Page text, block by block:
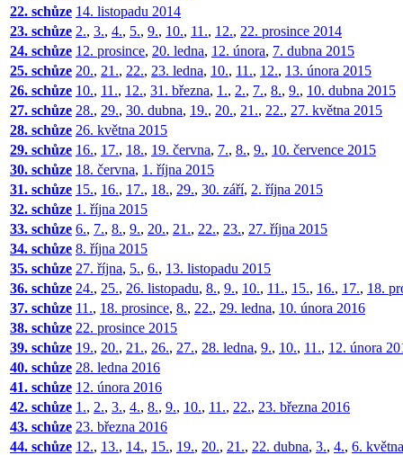
22. schůze 14. listopadu 2014
23. schůze 2., 3., 4., 5., 9., 10., 11., 12., 22. prosince 2014
24. schůze 12. prosince, 20. ledna, 12. února, 7. dubna 2015
25. schůze 20., 21., 22., 23. ledna, 10., 11., 12., 13. února 2015
26. schůze 10., 11., 12., 31. března, 1., 2., 7., 8., 9., 10. dubna 2015
27. schůze 28., 29., 30. dubna, 19., 20., 21., 22., 27. května 2015
28. schůze 26. května 2015
29. schůze 16., 17., 18., 19. června, 7., 8., 9., 10. července 2015
30. schůze 18. června, 1. října 2015
31. schůze 15., 16., 17., 18., 29., 30. září, 2. října 2015
32. schůze 1. října 2015
33. schůze 6., 7., 8., 9., 20., 21., 22., 23., 27. října 2015
34. schůze 8. října 2015
35. schůze 27. října, 5., 6., 13. listopadu 2015
36. schůze 24., 25., 26. listopadu, 8., 9., 10., 11., 15., 16., 17., 18.
37. schůze 11., 18. prosince, 8., 22., 29. ledna, 10. února 2016
38. schůze 22. prosince 2015
39. schůze 19., 20., 21., 26., 27., 28. ledna, 9., 10., 11., 12. února
40. schůze 28. ledna 2016
41. schůze 12. února 2016
42. schůze 1., 2., 3., 4., 8., 9., 10., 11., 22., 23. března 2016
43. schůze 23. března 2016
44. schůze 12., 13., 14., 15., 19., 20., 21., 22. dubna, 3., 4., 6.